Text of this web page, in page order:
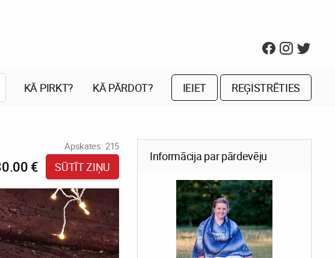
KĀ PIRKT? KĀ PĀRDOT? IEIET REĢISTRĒTIES
Apskates: 215
€ SŪTĪT ZIŅU
Informācija par pārdevēju